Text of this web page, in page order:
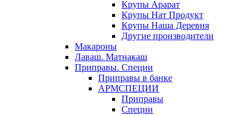
Крупы Арарат
Крупы Нат Продукт
Крупы Наша Деревня
Другие производители
Макароны
Лаваш. Матнакаш
Приправы. Специи
Приправы в банке
АРМСПЕЦИИ
Приправы
Специи